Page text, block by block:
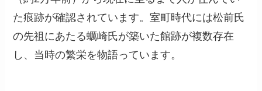
た痕跡が確認されています。室町時代には松前氏
の先祖にあたる蠣崎氏が築いた館跡が複数存在
し、当時の繁栄を物語っています。